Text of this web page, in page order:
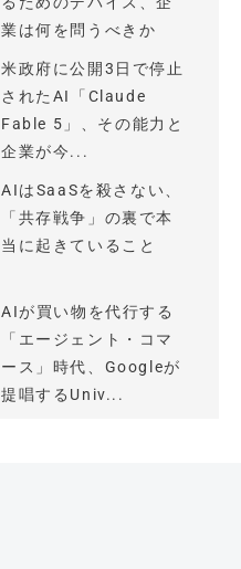
業は何を問うべきか
米政府に公開3日で停止
されたAI「Claude
Fable 5」、その能力と
企業が今...
AIはSaaSを殺さない、
「共存戦争」の裏で本
当に起きていること
AIが買い物を代行する
「エージェント・コマ
ース」時代、Googleが
提唱するUniv...